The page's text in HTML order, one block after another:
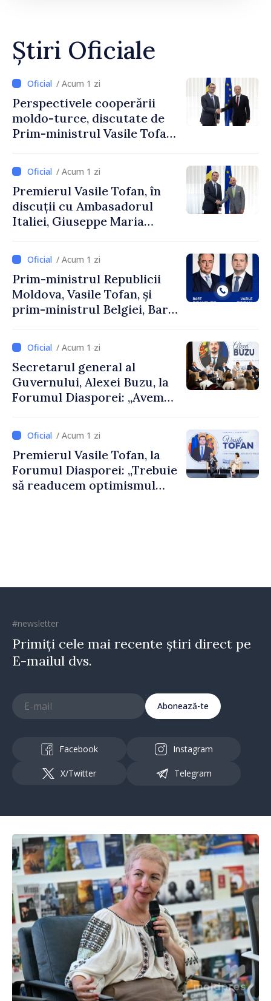
Știri Oficiale
/ Acum 1 zi
Perspectivele cooperării
moldo-turce, discutate de
Prim-ministrul Vasile Tofan
Uygar Mustafa Sertel
/ Acum 1 zi
Premierul Vasile Tofan, în
discuții cu Ambasadorul
Italiei, Giuseppe Maria
/ Acum 1 zi
Prim-ministrul Republicii
Moldova, Vasile Tofan, și
prim-ministrul Belgiei, Bart
despre parcursul european
al Republicii Moldova.
/ Acum 1 zi
Secretarul general al
Guvernului, Alexei Buzu, la
Forumul Diasporei: „Avem
dumneavoastră pentru a
construi comunități mai
puternice”
/ Acum 1 zi
Premierul Vasile Tofan, la
Forumul Diasporei: „Trebuie
să readucem optimismul
#newsletter
Primiți cele mai recente știri direct pe
E-mailul dvs.
Abonează-te
Facebook Instagram
X/Twitter Telegram